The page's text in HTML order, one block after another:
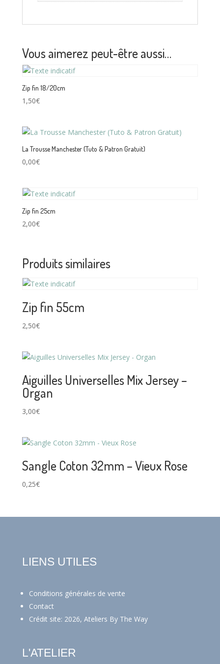
Vous aimerez peut-être aussi…
Zip fin 18/20cm
1,50€
La Trousse Manchester (Tuto & Patron Gratuit)
0,00€
Zip fin 25cm
2,00€
Produits similaires
Zip fin 55cm
2,50€
Aiguilles Universelles Mix Jersey –
Organ
3,00€
Sangle Coton 32mm – Vieux Rose
0,25€
LIENS UTILES
Conditions générales de vente
Contact
Crédit site: 2026, Ateliers By The Way
L'ATELIER